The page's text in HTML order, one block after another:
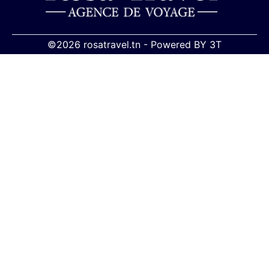
©2026 rosatravel.tn - Powered BY 3T